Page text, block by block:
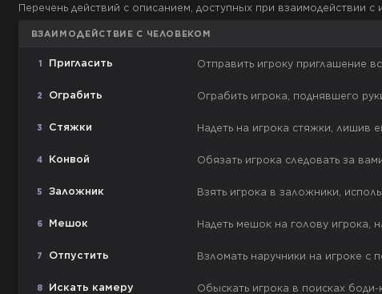
Перечень действий с описанием, доступных при взаимодействии
ВЗАИМОДЕЙСТВИЕ С ЧЕЛОВЕКОМ
1 Пригласить Отправить игроку приглашение
2 Ограбить Ограбить игрока, поднявшего
3 Стяжки Надеть на игрока стяжки, лишив
4 Конвой Обязать игрока следовать за
5 Заложник Взять игрока в заложники,
6 Мешок Надеть мешок на голову игрока,
7 Отпустить Взломать наручники на игроке с
8 Искать камеру Обыскать игрока в поисках